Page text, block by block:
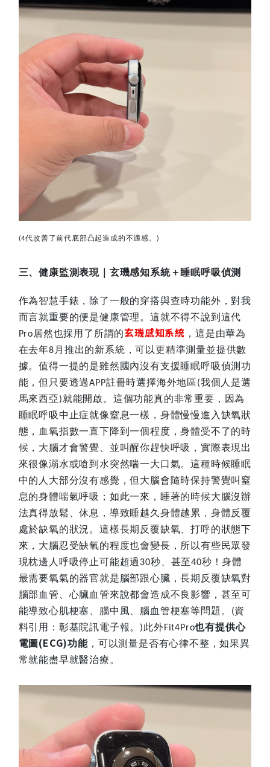
(4代改善了前代底部凸起造成的不適感。 )
三、健康監測表現｜玄璣感知系統＋睡眠呼吸偵測
作為智慧手錶，除了一般的穿搭與查時功能外，對我
而言就重要的便是健康管理。這就不得不說到這代
Pro居然也採用了所謂的玄璣感知系統 ，這是由華為
在去年8 月推出的新系統，可以更精準測量並提供數
據。值得一提的是雖然國內沒有支援睡眠呼吸偵測功
能，但只要透過APP註冊時選擇海外地區(我個人是選
馬來西亞)就能開啟。這個功能真的非常重要，因為
睡眠呼吸中止症就像窒息一樣，身體慢慢進入缺氧狀
態，血氧指數一直下降到一個程度，身體受不了的時
候，大腦才會警覺、並叫醒你趕快呼吸，實際表現出
來很像溺水或嗆到水突然喘一大口氣。這種時候睡眠
中的人大部分沒有感覺，但大腦會隨時保持警覺叫窒
息的身體喘氣呼吸；如此一來，睡著的時候大腦沒辦
法真得放鬆、休息，導致睡越久身體越累，身體反覆
處於缺氧的狀況。這樣長期反覆缺氧、打呼的狀態下
來，大腦忍受缺氧的程度也會變長，所以有些民眾發
現枕邊人呼吸停止可能超過 30秒、甚至40秒！身體
最需要氧氣的器官就是腦部跟心臟，長期反覆缺氧對
腦部血管、心臟血管來說都會造成不良影響，甚至可
能導致心肌梗塞、腦中風、腦血管梗塞等問題。
(資
料引用：彰基院訊電子報。 )此外Fit4Pro也有提供心
電圖 (ECG)功能，可以測量是否有心律不整，如果異
常就能盡早就醫治療。